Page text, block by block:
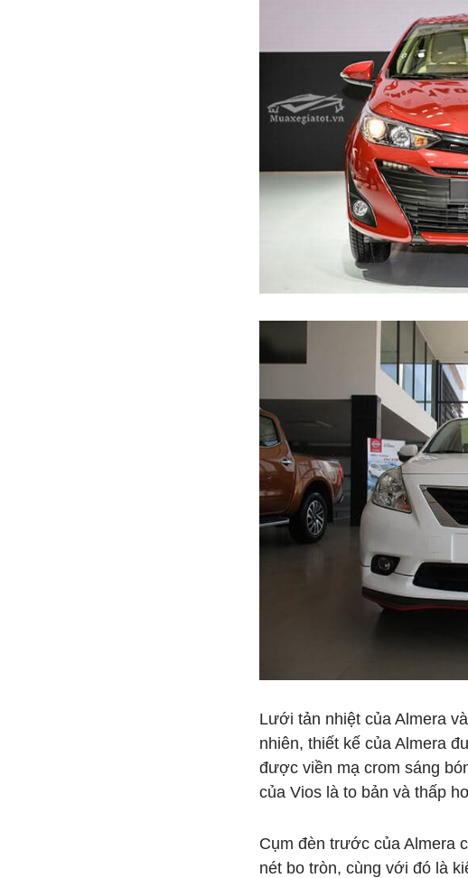
Lưới tản nhiệt của Almera
nhiên, thiết kế của Almera
được viền mạ crom sáng
của Vios là to bản và thấp
Cụm đèn trước của Almera
nét bo tròn, cùng với đó là